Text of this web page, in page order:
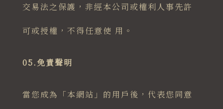
交易法之保護，非經本公司或權利人事先許
可或授權，不得任意使 用。
05.免責聲明
當您成為「本網站」的用戶後，代表您同意